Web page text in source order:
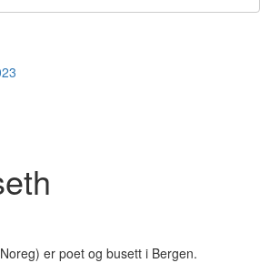
er poet og busett i Bergen.